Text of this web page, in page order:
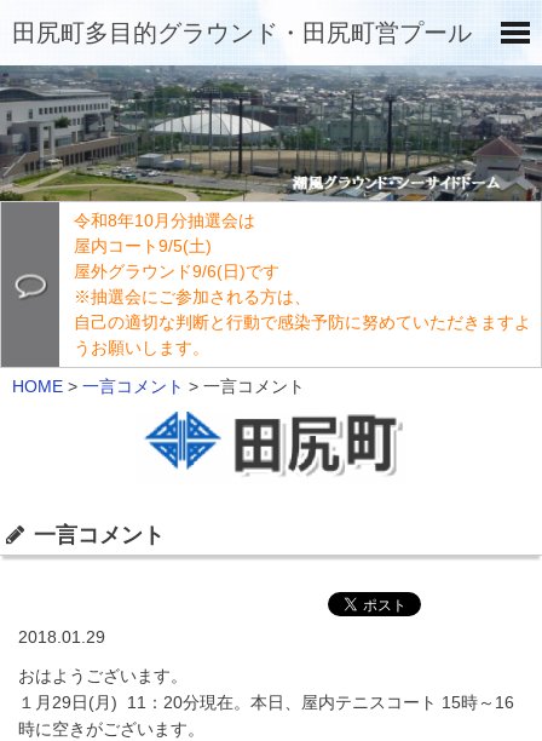
田尻町多目的グラウンド・田尻町営プール
令和8年10月分抽選会は
屋内コート9/5(土)
屋外グラウンド9/6(日)です
※抽選会にご参加される方は、
自己の適切な判断と行動で感染予防に努めていただきますよ
うお願いします。
HOME > 一言コメント > 一言コメント
一言コメント
2018.01.29
おはようございます。
１月29日(月) 11：20分現在。本日、屋内テニスコート 15時～16
時に空きがございます。